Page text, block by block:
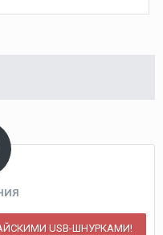
USB-ШНУРКАМИ!